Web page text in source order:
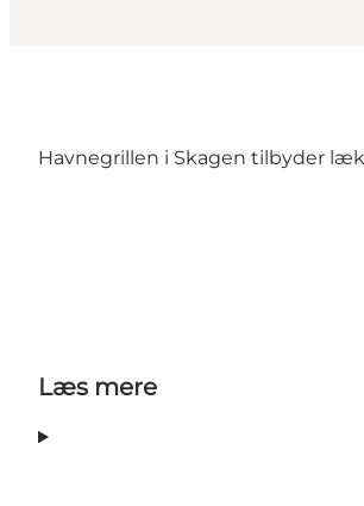
Havnegrillen i Skagen tilbyder
Læs mere